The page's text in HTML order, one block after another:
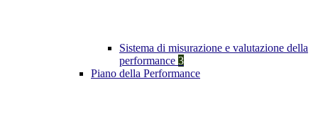
Sistema di misurazione e valutazione della
performance 3
Piano della Performance